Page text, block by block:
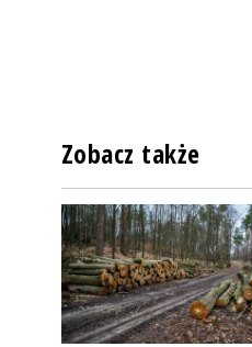
Zobacz także